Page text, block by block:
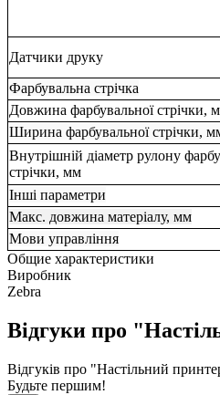
Датчики друку
Фарбувальна стрічка
Довжина фарбувальної стрічки, м
Ширина фарбувальної стрічки,
Внутрішній діаметр рулону
стрічки, мм
Інші параметри
Макс. довжина матеріалу, мм
Мови управління
Общие характеристики
Виробник
Zebra
Відгуки про
Відгуків про "Настільний
Будьте першим!